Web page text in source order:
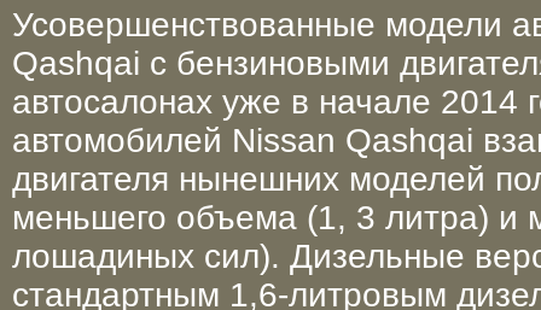
Усовершенствованные модели
Qashqai с бензиновыми
автосалонах уже в начале 2014
автомобилей Nissan Qashqai
двигателя нынешних моделей
меньшего объема (1, 3 литра) и
лошадиных сил). Дизельные
стандартным 1,6-литровым